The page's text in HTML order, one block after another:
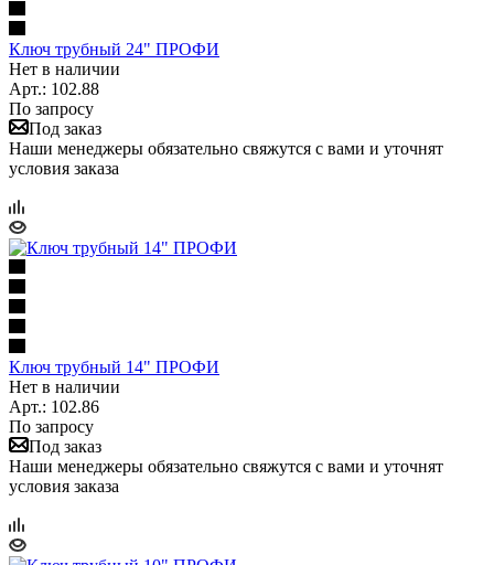
Ключ трубный 24" ПРОФИ
Нет в наличии
Арт.: 102.88
По запросу
Под заказ
Наши менеджеры обязательно свяжутся с вами и уточнят
условия заказа
Ключ трубный 14" ПРОФИ
Нет в наличии
Арт.: 102.86
По запросу
Под заказ
Наши менеджеры обязательно свяжутся с вами и уточнят
условия заказа